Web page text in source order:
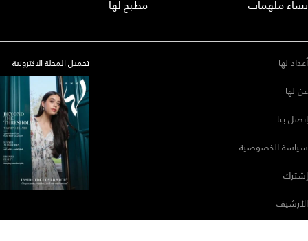
نساء ملهمات
مطبخ لها
أعداد لها
عن لها
إتصل بنا
سياسة الخصوصية
إشترك
الأرشيف
تحميل المجلة الاكترونية